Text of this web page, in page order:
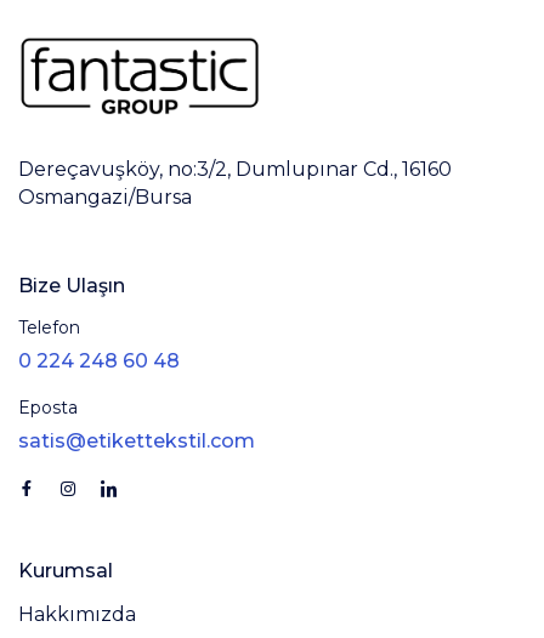
Dereçavuşköy, no:3/2, Dumlupınar Cd., 16160
Osmangazi/Bursa
Bize Ulaşın
Telefon
0 224 248 60 48
Eposta
satis@etikettekstil.com
Kurumsal
Hakkımızda